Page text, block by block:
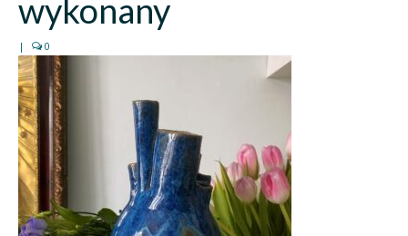
wykonany
| 0